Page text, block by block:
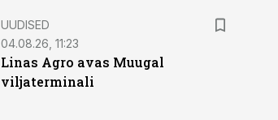
UUDISED
04.08.26, 11:23
Linas Agro avas Muugal
viljaterminali